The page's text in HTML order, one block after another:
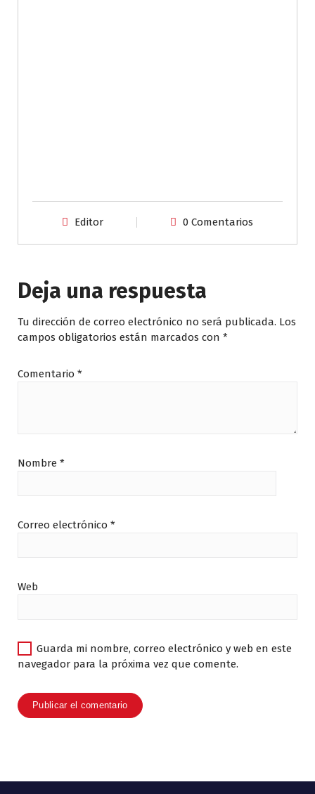
Editor 0 Comentarios
Deja una respuesta
Tu dirección de correo electrónico no será publicada. Los
campos obligatorios están marcados con *
Comentario *
Nombre *
Correo electrónico *
Web
Guarda mi nombre, correo electrónico y web en este
navegador para la próxima vez que comente.